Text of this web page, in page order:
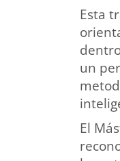
Esta
un
El